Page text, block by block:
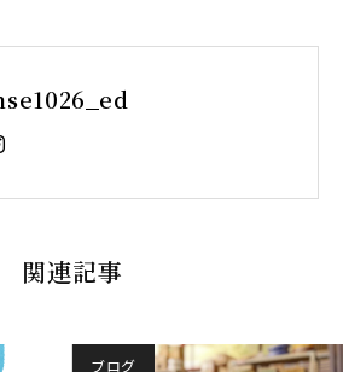
関連記事
ブログ